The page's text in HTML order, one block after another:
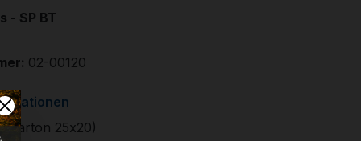
- SP BT
02-00120
(Karton 25x20)